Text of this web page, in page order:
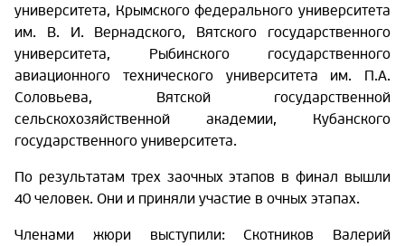
университета, Крымского федерального университета
им. В. И. Вернадского, Вятского государственного
университета, Рыбинского государственного
авиационного технического университета им. П.А.
Соловьева, Вятской государственной
сельскохозяйственной академии, Кубанского
государственного университета.
По результатам трех заочных этапов в финал вышли
40 человек. Они и приняли участие в очных этапах.
Членами жюри выступили: Скотников Валерий